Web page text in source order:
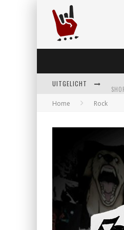
UITGELICHT
Home Rock